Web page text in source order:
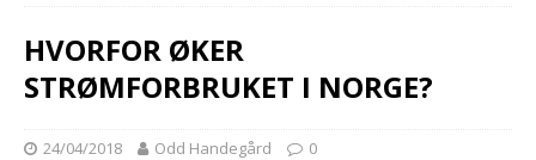
HVORFOR ØKER
STRØMFORBRUKET I NORGE?
24/04/2018 Odd Handegård 0